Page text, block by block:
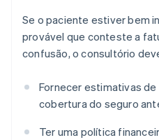
Se o paciente estiver bem
provável que conteste a
confusão, o consultório
Fornecer estimativas
cobertura do seguro
Ter uma política